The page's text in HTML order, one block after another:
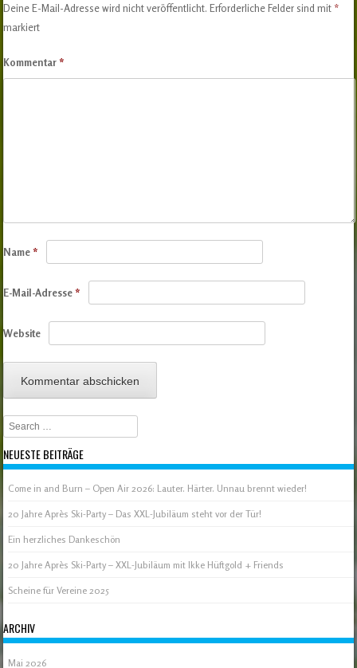
Deine E-Mail-Adresse wird nicht veröffentlicht. Erforderliche Felder sind mit *
markiert
Kommentar*
Name*
E-Mail-Adresse*
Website
Search
NEUESTE BEITRÄGE
Come in and Burn – Open Air 2026: Lauter. Härter. Unnau brennt wieder!
20 Jahre Après Ski-Party – Das XXL-Jubiläum steht vor der Tür!
Ein herzliches Dankeschön
20 Jahre Après Ski-Party – XXL-Jubiläum mit Ikke Hüftgold + Friends
Scheine für Vereine 2025
ARCHIV
Mai 2026